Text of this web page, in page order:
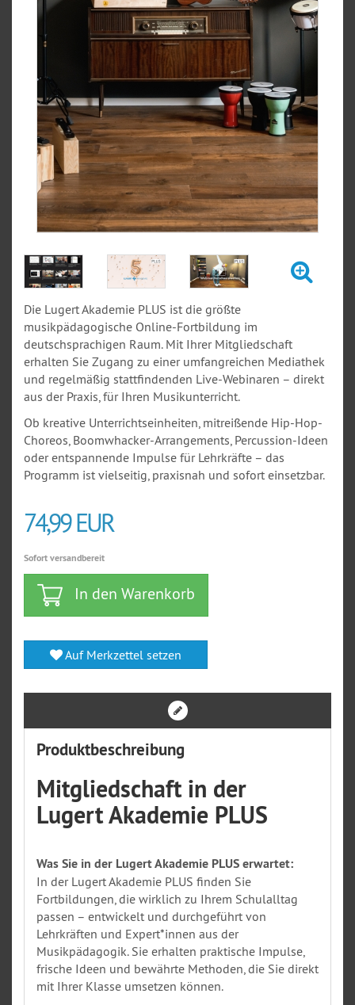
Die Lugert Akademie PLUS ist die größte
musikpädagogische Online-Fortbildung im
deutschsprachigen Raum. Mit Ihrer Mitgliedschaft
erhalten Sie Zugang zu einer umfangreichen Mediathek
und regelmäßig stattfindenden Live-Webinaren – direkt
aus der Praxis, für Ihren Musikunterricht.
Ob kreative Unterrichtseinheiten, mitreißende Hip-Hop-
Choreos, Boomwhacker-Arrangements, Percussion-Ideen
oder entspannende Impulse für Lehrkräfte – das
Programm ist vielseitig, praxisnah und sofort einsetzbar.
74,99 EUR
Sofort versandbereit
In den Warenkorb
Auf Merkzettel setzen
Produktbeschreibung
Mitgliedschaft in der
Lugert Akademie PLUS
Was Sie in der Lugert Akademie PLUS erwartet:
In der Lugert Akademie PLUS finden Sie
Fortbildungen, die wirklich zu Ihrem Schulalltag
passen – entwickelt und durchgeführt von
Lehrkräften und Expert*innen aus der
Musikpädagogik. Sie erhalten praktische Impulse,
frische Ideen und bewährte Methoden, die Sie direkt
mit Ihrer Klasse umsetzen können.